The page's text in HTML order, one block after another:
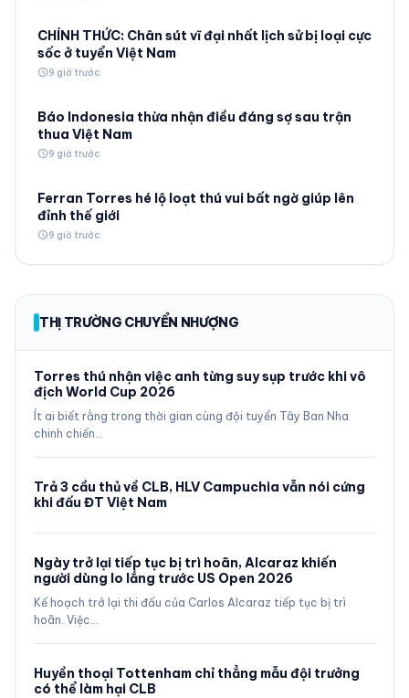
CHÍNH THỨC: Chân sút vĩ đại nhất lịch sử bị loại cực
sốc ở tuyển Việt Nam
schedule9 giờ trước
Báo Indonesia thừa nhận điều đáng sợ sau trận
thua Việt Nam
schedule9 giờ trước
Ferran Torres hé lộ loạt thú vui bất ngờ giúp lên
đỉnh thế giới
schedule9 giờ trước
THỊ TRƯỜNG CHUYỂN NHƯỢNG
Torres thú nhận việc anh từng suy sụp trước khi vô
địch World Cup 2026
Ít ai biết rằng trong thời gian cùng đội tuyển Tây Ban Nha
chinh chiến…
Trả 3 cầu thủ về CLB, HLV Campuchia vẫn nói cứng
khi đấu ĐT Việt Nam
Ngày trở lại tiếp tục bị trì hoãn, Alcaraz khiến
người dùng lo lắng trước US Open 2026
Kế hoạch trở lại thi đấu của Carlos Alcaraz tiếp tục bị trì
hoãn. Việc…
Huyền thoại Tottenham chỉ thẳng mẫu đội trưởng
có thể làm hại CLB